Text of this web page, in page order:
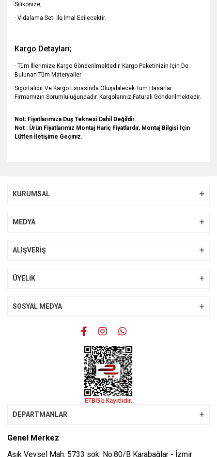
Silikonize,
· Vidalama Seti İle İmal Edilecektir.
Kargo Detayları;
· Tüm İllerimize Kargo Gönderilmektedir. Kargo Paketinizin İçin De
Bulunan Tüm Materyaller
Sigortalıdır Ve Kargo Esnasında Oluşabilecek Tüm Hasarlar
Firmamızın Sorumluluğundadır. Kargolarınız Faturalı Gönderilmektedir.
Not: Fiyatlarımıza Duş Teknesi Dahil Değildir.
Not : Ürün Fiyatlarımız Montaj Hariç Fiyatlardır, Montaj Bilgisi İçin
Lütfen İletişime Geçiniz.
Görüş ve önerileriniz için teşekkür ederiz.
Ürün resmi kalitesiz, bozuk veya görüntülenemiyor.
Ürün bilgilerinde hatalar bulunuyor.
Gönder
KURUMSAL
MEDYA
ALIŞVERİŞ
ÜYELİK
SOSYAL MEDYA
DEPARTMANLAR
Genel Merkez
Aşık Veysel Mah. 5733 sok. No:80/B Karabağlar - İzmir